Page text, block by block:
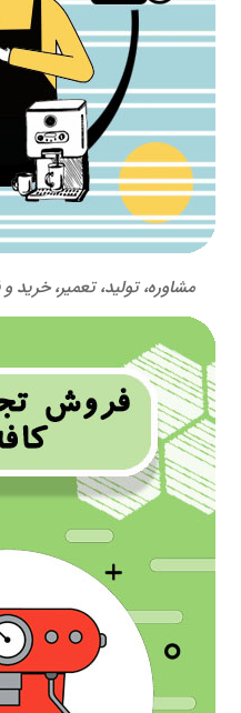
مشاوره، تولید، تعمیر،